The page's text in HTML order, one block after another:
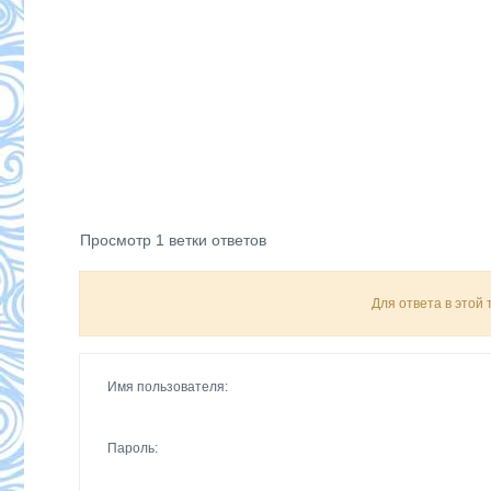
Просмотр 1 ветки ответов
Для ответа в этой
Имя пользователя:
Пароль: